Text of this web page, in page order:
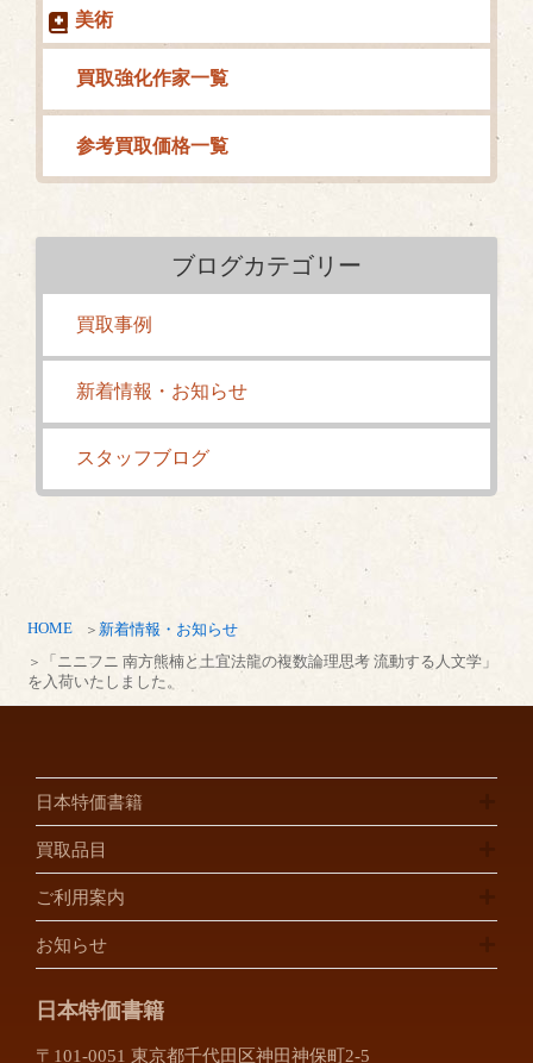
HOME
新着情報・お知らせ
「ニニフニ 南方熊楠と土宜法龍の複数論理思考 流動する人文学」
を入荷いたしました。
美術
買取強化作家一覧
参考買取価格一覧
ブログカテゴリー
買取事例
新着情報・お知らせ
スタッフブログ
日本特価書籍
買取品目
ご利用案内
お知らせ
日本特価書籍
〒101-0051 東京都千代田区神田神保町2-5